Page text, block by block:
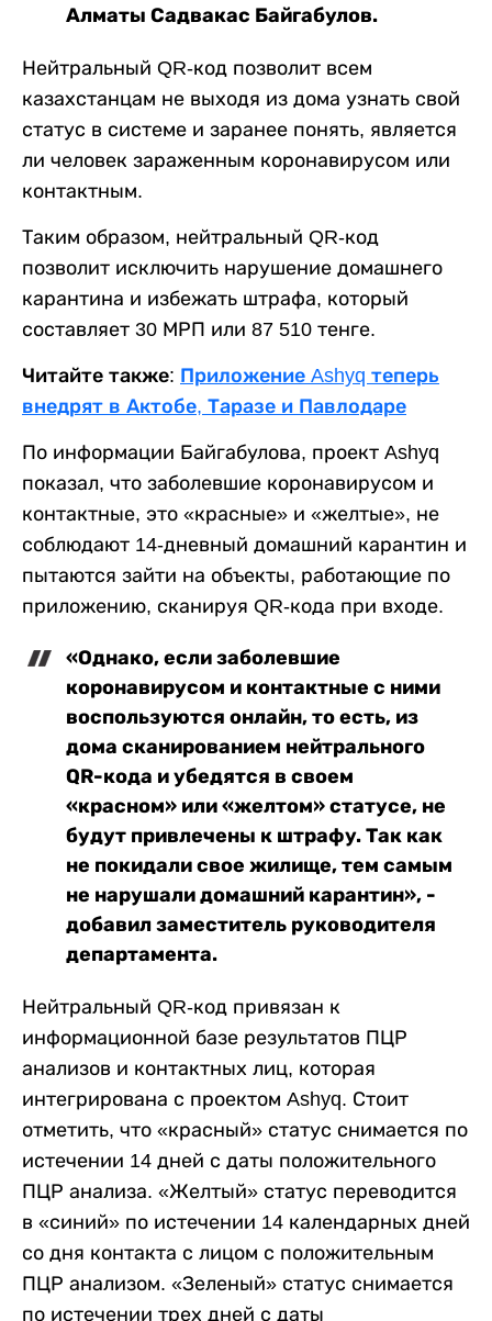
Алматы Садвакас Байгабулов.
Нейтральный QR-код позволит всем
казахстанцам не выходя из дома узнать свой
статус в системе и заранее понять, является
ли человек зараженным коронавирусом или
контактным.
Таким образом, нейтральный QR-код
позволит исключить нарушение домашнего
карантина и избежать штрафа, который
составляет 30 МРП или 87 510 тенге.
Читайте также: Приложение Ashyq теперь
внедрят в Актобе, Таразе и Павлодаре
По информации Байгабулова, проект Ashyq
показал, что заболевшие коронавирусом и
контактные, это «красные» и «желтые», не
соблюдают 14-дневный домашний карантин и
пытаются зайти на объекты, работающие по
приложению, сканируя QR-кода при входе.
«Однако, если заболевшие
коронавирусом и контактные с ними
воспользуются онлайн, то есть, из
дома сканированием нейтрального
QR-кода и убедятся в своем
«красном» или «желтом» статусе, не
будут привлечены к штрафу. Так как
не покидали свое жилище, тем самым
не нарушали домашний карантин», -
добавил заместитель руководителя
департамента.
Нейтральный QR-код привязан к
информационной базе результатов ПЦР
анализов и контактных лиц, которая
интегрирована с проектом Ashyq. Стоит
отметить, что «красный» статус снимается по
истечении 14 дней с даты положительного
ПЦР анализа. «Желтый» статус переводится
в «синий» по истечении 14 календарных дней
со дня контакта с лицом с положительным
ПЦР анализом. «Зеленый» статус снимается
по истечении трех дней с даты